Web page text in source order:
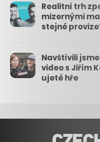
Realitní trh
mizernými
stejné
Navštívili
video s Jiřím
ujeté hře